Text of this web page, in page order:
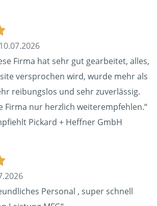
Firma hat sehr gut gearbeitet, alles,
versprochen wird, wurde mehr als
reibungslos und sehr zuverlässig.
Firma nur herzlich weiterempfehlen.“
Pickard + Heffner GmbH
Personal , super schnell